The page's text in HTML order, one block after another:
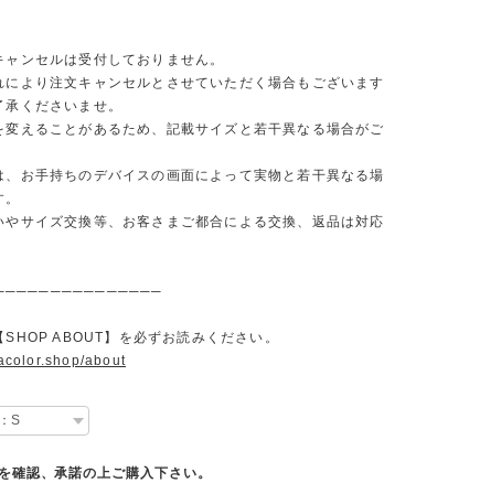
ャンセルは受付しておりません。
により注文キャンセルとさせていただく場合もございます
くださいませ。
変えることがあるため、記載サイズと若干異なる場合がご
、お手持ちのデバイスの画面によって実物と若干異なる場
やサイズ交換等、お客さまご都合による交換、返品は対応
ABOUT】を必ずお読みください。
about
確認、承諾の上ご購入下さい。